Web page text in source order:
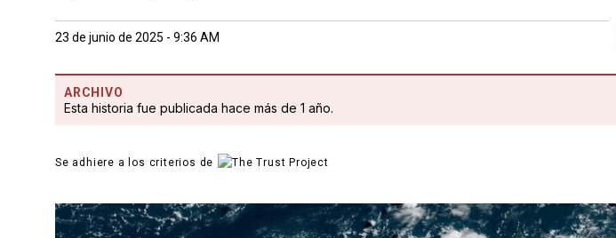
23 de junio de 2025 - 9:36 AM
ARCHIVO
Esta historia fue publicada hace más de 1 año.
Se adhiere a los criterios de